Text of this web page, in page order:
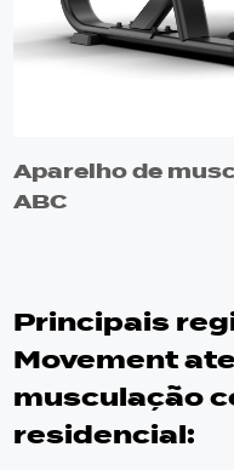
Aparelho de
ABC
Principais
Movement
musculação
residencial: